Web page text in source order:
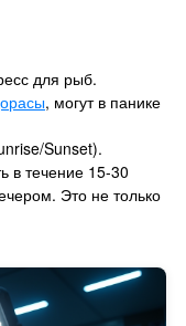
для рыб.
, могут в панике
Sunset).
в течение 15-30
Это не только